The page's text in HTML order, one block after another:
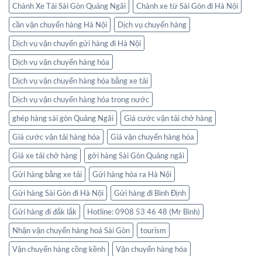
Chành Xe Tải Sài Gòn Quảng Ngãi
Chành xe từ Sài Gòn đi Hà Nội
cần vận chuyển hàng Hà Nội
Dịch vụ chuyển hàng
Dịch vụ vận chuyển gửi hàng đi Hà Nội
Dịch vụ vận chuyển hàng hóa
Dịch vụ vận chuyển hàng hóa bằng xe tải
Dịch vụ vận chuyển hàng hóa trong nước
ghép hàng sài gòn Quảng Ngãi
Giá cước vận tải chở hàng
Giá cước vận tải hàng hóa
Giá vận chuyển hàng hóa
Giá xe tải chở hàng
gởi hàng Sài Gòn Quảng ngãi
Gửi hàng bằng xe tải
Gửi hàng hóa ra Hà Nội
Gửi hàng Sài Gòn đi Hà Nội
Gửi hàng đi Bình Định
Gửi hàng đi đắk lắk
Hotline: 0908 53 46 48 (Mr Bình)
Nhận vận chuyển hàng hoá Sài Gòn
tourism
Vận chuyển hàng cồng kềnh
Vận chuyển hàng hóa